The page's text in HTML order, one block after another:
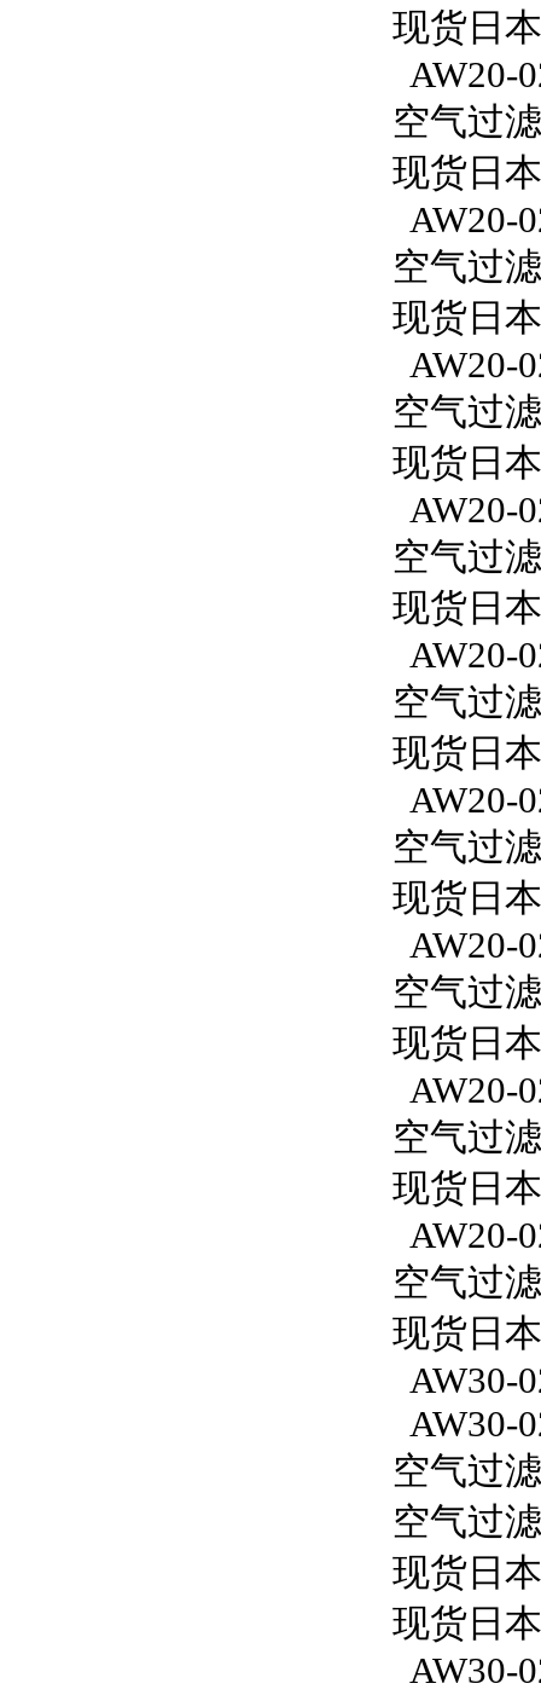
现货日
AW20-
空气过
现货日
AW20-
空气过
现货日
AW20-
空气过
现货日
AW20-
空气过
现货日
AW20-
空气过
现货日
AW20-
空气过
现货日
AW20-
空气过
现货日
AW20-
空气过
现货日
AW20-
空气过
现货日
AW30-
AW30-
空气过
空气过
现货日
现货日
AW30-